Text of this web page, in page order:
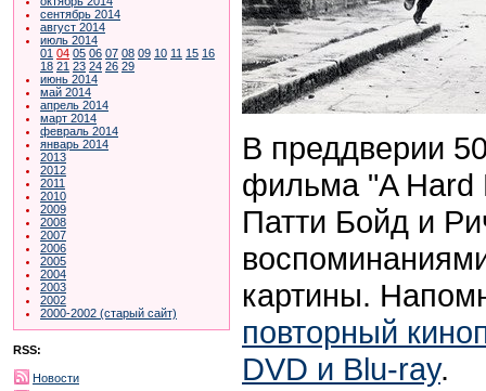
сентябрь 2014
август 2014
июль 2014
01 04 05 06 07 08 09 10 11 15 16
18 21 23 24 26 29
июнь 2014
май 2014
апрель 2014
март 2014
февраль 2014
январь 2014
2013
2012
2011
2010
2009
2008
2007
2006
2005
2004
2003
2002
2000-2002 (старый сайт)
RSS:
Новости
В преддверии
фильма "A
Патти Бойд и
картины.
повторный
DVD и Blu-ray.